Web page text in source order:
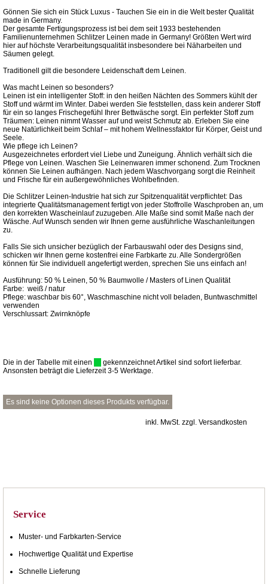
Gönnen Sie sich ein Stück Luxus - Tauchen Sie ein in die Welt bester Qualität
made in Germany.
Der gesamte Fertigungsprozess ist bei dem seit 1933 bestehenden
Familienunternehmen Schlitzer Leinen made in Germany! Größten Wert wird
hier auf höchste Verarbeitungsqualität insbesondere bei Näharbeiten und
Säumen gelegt.
Traditionell gilt die besondere Leidenschaft dem Leinen.
Was macht Leinen so besonders?
Leinen ist ein intelligenter Stoff: in den heißen Nächten des Sommers kühlt der
Stoff und wärmt im Winter. Dabei werden Sie feststellen, dass kein anderer Stoff
für ein so langes Frischegefühl Ihrer Bettwäsche sorgt. Ein perfekter Stoff zum
Träumen: Leinen nimmt Wasser auf und weist Schmutz ab. Erleben Sie eine
neue Natürlichkeit beim Schlaf – mit hohem Wellnessfaktor für Körper, Geist und
Seele.
Wie pflege ich Leinen?
Ausgezeichnetes erfordert viel Liebe und Zuneigung. Ähnlich verhält sich die
Pflege von Leinen. Waschen Sie Leinenwaren immer schonend. Zum Trocknen
können Sie Leinen aufhängen. Nach jedem Waschvorgang sorgt die Reinheit
und Frische für ein außergewöhnliches Wohlbefinden.
Die Schlitzer Leinen-Industrie hat sich zur Spitzenqualität verpflichtet: Das
integrierte Qualitätsmanagement fertigt von jeder Stoffrolle Waschproben an, um
den korrekten Wascheinlauf zuzugeben. Alle Maße sind somit Maße nach der
Wäsche. Auf Wunsch senden wir Ihnen gerne ausführliche Waschanleitungen
zu.
Falls Sie sich unsicher bezüglich der Farbauswahl oder des Designs sind,
schicken wir Ihnen gerne kostenfrei eine Farbkarte zu. Alle Sondergrößen
können für Sie individuell angefertigt werden, sprechen Sie uns einfach an!
Ausführung: 50 % Leinen, 50 % Baumwolle / Masters of Linen Qualität
Farbe: weiß / natur
Pflege: waschbar bis 60°, Waschmaschine nicht voll beladen, Buntwaschmittel
verwenden
Verschlussart: Zwirnknöpfe
Die in der Tabelle mit einen
gekennzeichnet Artikel sind sofort lieferbar.
Ansonsten beträgt die Lieferzeit 3-5 Werktage.
Es sind keine Optionen dieses Produkts verfügbar.
inkl. MwSt. zzgl. Versandkosten
Service
Muster- und Farbkarten-Service
Hochwertige Qualität und Expertise
Schnelle Lieferung